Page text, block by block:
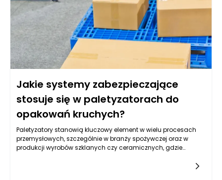
Jakie systemy zabezpieczające
stosuje się w paletyzatorach do
opakowań kruchych?
Paletyzatory stanowią kluczowy element w wielu procesach
przemysłowych, szczególnie w branży spożywczej oraz w
produkcji wyrobów szklanych czy ceramicznych, gdzie
paletyzatora polega na automatyzacji procesu pakowania